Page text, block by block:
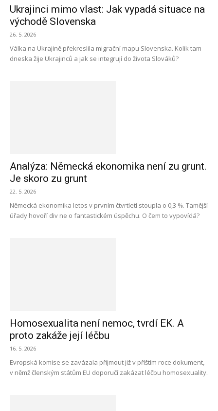
Ukrajinci mimo vlast: Jak vypadá situace na
východě Slovenska
26. 5. 2026
Válka na Ukrajině překreslila migrační mapu Slovenska. Kolik tam
dneska žije Ukrajinců a jak se integrují do života Slováků?
Analýza: Německá ekonomika není zu grunt.
Je skoro zu grunt
22. 5. 2026
Německá ekonomika letos v prvním čtvrtletí stoupla o 0,3 %. Tamější
úřady hovoří div ne o fantastickém úspěchu. O čem to vypovídá?
Homosexualita není nemoc, tvrdí EK. A
proto zakáže její léčbu
16. 5. 2026
Evropská komise se zavázala přijmout již v příštím roce dokument,
v němž členským státům EU doporučí zakázat léčbu homosexuality.